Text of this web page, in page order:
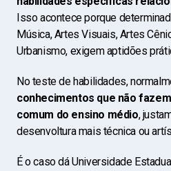
Isso acontece porque
Música, Artes Visuais, Artes
Urbanismo, exigem aptidões
No teste de habilidades,
conhecimentos que não
comum do ensino médio,
desenvoltura mais técnica ou
É o caso dá Universidade